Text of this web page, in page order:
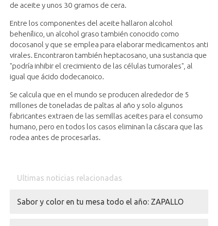
de aceite y unos 30 gramos de cera.
Entre los componentes del aceite hallaron alcohol
behenílico, un alcohol graso también conocido como
docosanol y que se emplea para elaborar medicamentos anti
virales. Encontraron también heptacosano, una sustancia que
"podría inhibir el crecimiento de las células tumorales", al
igual que ácido dodecanoico.
Se calcula que en el mundo se producen alrededor de 5
millones de toneladas de paltas al año y solo algunos
fabricantes extraen de las semillas aceites para el consumo
humano, pero en todos los casos eliminan la cáscara que las
rodea antes de procesarlas.
Ultimas noticias relacionadas
Sabor y color en tu mesa todo el año: ZAPALLO